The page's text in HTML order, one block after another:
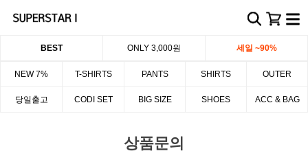
BEST ONLY 3,000원 세일 ~90%
NEW 7% T-SHIRTS PANTS SHIRTS OUTER
당일출고 CODI SET BIG SIZE SHOES ACC & BAG
상품문의